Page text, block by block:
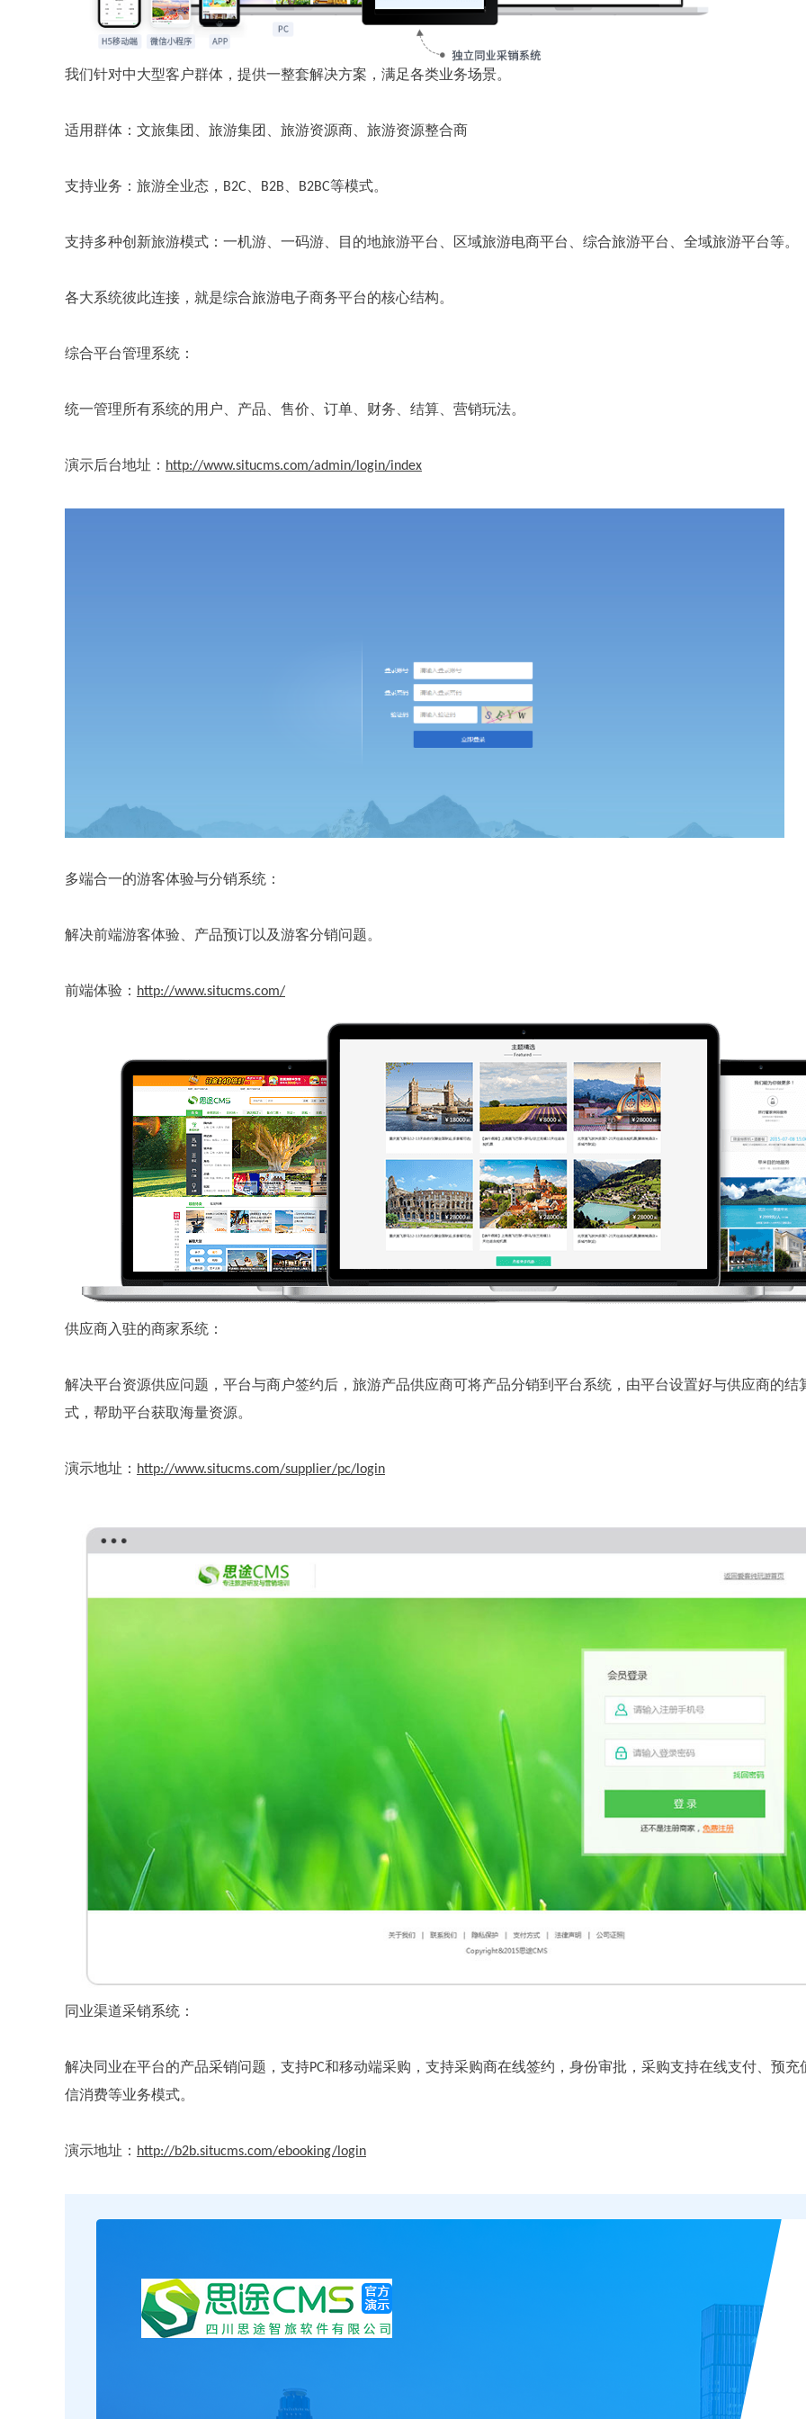
我们针对中大型客户群体，提供一整套解决方案，满足各类业务场景。
适用群体：文旅集团、旅游集团、旅游资源商、旅游资源整合商
支持业务：旅游全业态， B2C B2B B2BC等模式。
支持多种创新旅游模式：一机游、一码游、目的地旅游平台、区域旅游电商平台、综合旅游平台、全域旅游平台等。
各大系统彼此连接，就是综合旅游电子商务平台的核心结构。
综合平台管理系统：
统一管理所有系统的用户、产品、售价、订单、财务、结算、营销玩法。
演示后台地址： http://www.situcms.com/admin/login/index
多端合一的游客体验与分销系统：
解决前端游客体验、产品预订以及游客分销问题。
前端体验： http://www.situcms.com/
供应商入驻的商家系统：
解决平台资源供应问题，平台与商户签约后，旅游产品供应商可将产品分销到平台系统，由平台设置好与供应商的结
式，帮助平台获取海量资源。
演示地址： http://www.situcms.com/supplier/pc/login
同业渠道采销系统：
解决同业在平台的产品采销问题，支持PC和移动端采购，支持采购商在线签约，身份审批，采购支持在线支付、预充
信消费等业务模式。
演示地址： http://b2b.situcms.com/ebooking/login